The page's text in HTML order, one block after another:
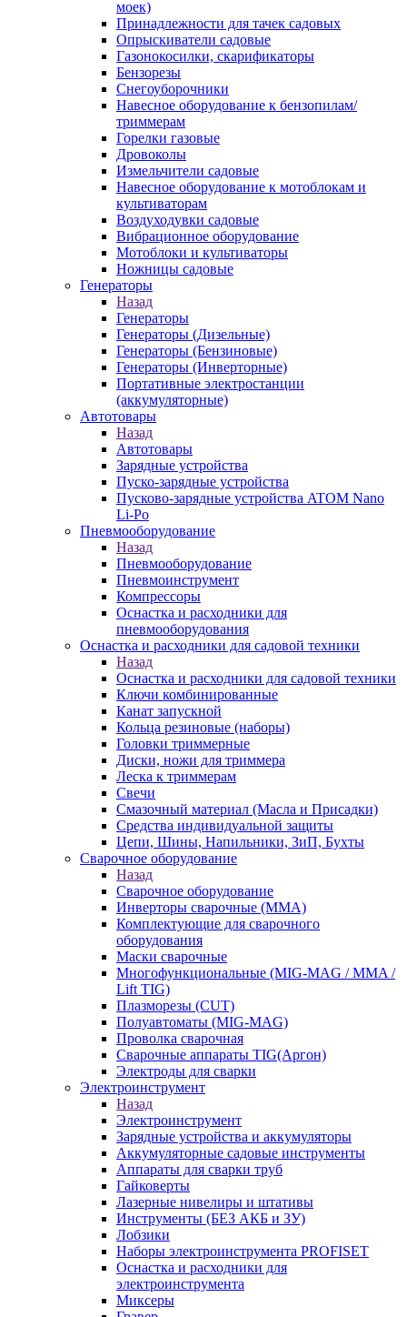
моек)
Принадлежности для тачек садовых
Опрыскиватели садовые
Газонокосилки, скарификаторы
Бензорезы
Снегоуборочники
Навесное оборудование к бензопилам/
триммерам
Горелки газовые
Дровоколы
Измельчители садовые
Навесное оборудование к мотоблокам и
культиваторам
Воздуходувки садовые
Вибрационное оборудование
Мотоблоки и культиваторы
Ножницы садовые
Генераторы
Назад
Генераторы
Генераторы (Дизельные)
Генераторы (Бензиновые)
Генераторы (Инверторные)
Портативные электростанции
(аккумуляторные)
Автотовары
Назад
Автотовары
Зарядные устройства
Пуско-зарядные устройства
Пусково-зарядные устройства ATOM Nano
Li-Po
Пневмооборудование
Назад
Пневмооборудование
Пневмоинструмент
Компрессоры
Оснастка и расходники для
пневмооборудования
Оснастка и расходники для садовой техники
Назад
Оснастка и расходники для садовой техники
Ключи комбинированные
Канат запускной
Кольца резиновые (наборы)
Головки триммерные
Диски, ножи для триммера
Леска к триммерам
Свечи
Смазочный материал (Масла и Присадки)
Средства индивидуальной защиты
Цепи, Шины, Напильники, ЗиП, Бухты
Сварочное оборудование
Назад
Сварочное оборудование
Инверторы сварочные (ММА)
Комплектующие для сварочного
оборудования
Маски сварочные
Многофункциональные (MIG-MAG / MMA /
Lift TIG)
Плазморезы (CUT)
Полуавтоматы (МIG-MAG)
Проволка сварочная
Сварочные аппараты TIG(Аргон)
Электроды для сварки
Электроинструмент
Назад
Электроинструмент
Зарядные устройства и аккумуляторы
Аккумуляторные садовые инструменты
Аппараты для сварки труб
Гайковерты
Лазерные нивелиры и штативы
Инструменты (БЕЗ АКБ и ЗУ)
Лобзики
Наборы электроинструмента PROFISET
Оснастка и расходники для
электроинструмента
Миксеры